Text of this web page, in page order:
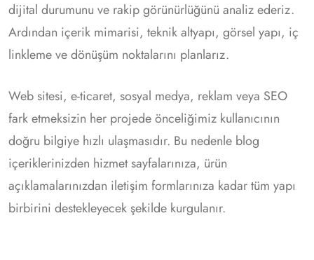
dijital durumunu ve rakip görünürlüğünü analiz ederiz.
Ardından içerik mimarisi, teknik altyapı, görsel yapı, iç
linkleme ve dönüşüm noktalarını planlarız.
Web sitesi, e-ticaret, sosyal medya, reklam veya SEO
fark etmeksizin her projede önceliğimiz kullanıcının
doğru bilgiye hızlı ulaşmasıdır. Bu nedenle blog
içeriklerinizden hizmet sayfalarınıza, ürün
açıklamalarınızdan iletişim formlarınıza kadar tüm yapı
birbirini destekleyecek şekilde kurgulanır.